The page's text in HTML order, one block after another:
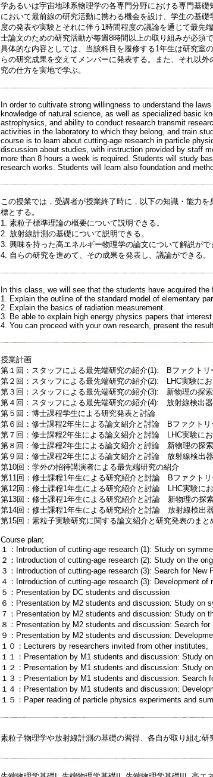
学あるいは宇宙地球系物理学の各専門分野における専門基
において最前線の研究活動に携わる機会を設け、学生の基
度の発表や実験とそれに伴う1時間程度の議論を通じて最先
士論文のための研究活動が毎週8時間以上の取り組みが必須で
具体的な内容としては、当該科目を履修する1年生は研究室
らの研究成果を交えてメンバーに発表する。また、それ以
究の仕方を実地で学ぶ。
In order to cultivate strong willingness to understand the
knowledge of natural science, as well as specialized basic
astrophysics, and ability to conduct research transmit
activities in the laboratory to which they belong, and train
course is to learn about cutting-age research in particle
discussion about studies, with instruction provided by staff
more than 8 hours a week is required. Students will study
research works. Students will learn also foundation and
この授業では，受講者が授業終了時に，以下の知識・能力を
標とする。
1. 素粒子標準理論の概要について説明できる。
2. 放射線計測の基礎について説明できる。
3. 興味を持った高エネルギー物理学の論文について解説がで
4. 自らの研究を進めて、その成果を発表し、議論ができる。
In this class, we will see that the students have acquired
1. Explain the outline of the standard model of elementary
2. Explain the basics of radiation measurement.
3. Be able to explain high energy physics papers that
4. You can proceed with your own research, present the
授業計画
第１回：スタッフによる最先端研究の紹介(1): Bファクトリ
第２回：スタッフによる最先端研究の紹介(2): LHC実験に
第３回：スタッフによる最先端研究の紹介(3): 新物理の探索
第４回：スタッフによる最先端研究の紹介(4): 放射線検出
第５回：博士課程学生による研究発表と討論
第６回：修士課程2年生による論文紹介と討論 Bファクト
第７回：修士課程2年生による論文紹介と討論 LHC実験に
第８回：修士課程2年生による論文紹介と討論 新物理の探索
第９回：修士課程2年生による論文紹介と討論 放射線検出
第10回：学外の招待講演者による最先端研究の紹介
第11回：修士課程1年生による研究紹介と討論 Bファクト
第12回：修士課程1年生による研究紹介と討論 LHC実験に
第13回：修士課程1年生による研究紹介と討論 新物理の探
第14回：修士課程1年生による研究紹介と討論 放射線検出
第15回：素粒子実験研究に関する論文紹介と研究発表のまと
Course plan;
１：Introduction of cutting-age research (1): Study on
２：Introduction of cutting-age research (2): Study on the
３：Introduction of cutting-age research (3): Search for New
４：Introduction of cutting-age research (3): Development of
５：Presentation by DC students and discussion
６：Presentation by M2 students and discussion: Study on
７：Presentation by M2 students and discussion: Study on
８：Presentation by M2 students and discussion: Search for
９：Presentation by M2 students and discussion:
１０：Lecturers by researchers invited from other institutes,
１１：Presentation by M1 students and discussion: Study
１２：Presentation by M1 students and discussion: Study
１３：Presentation by M1 students and discussion: Search
１４：Presentation by M1 students and discussion:
１５：Paper reading of particle physics experiments and
素粒子物理学や放射線計測の基礎の習得、各自が取り組む